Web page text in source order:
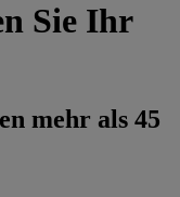
Sie Ihr
mehr als 45